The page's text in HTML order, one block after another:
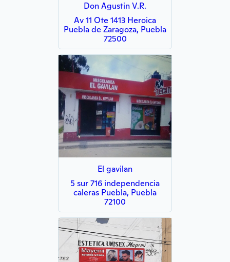
Don Agustin V.R.
Av 11 Ote 1413 Heroica
Puebla de Zaragoza, Puebla
72500
El gavilan
5 sur 716 independencia
caleras Puebla, Puebla
72100